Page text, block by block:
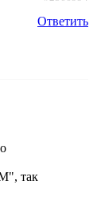
Ответить
так